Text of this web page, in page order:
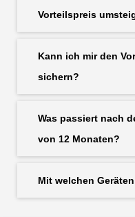
Vorteilspreis
Kann ich mir den
sichern?
Was passiert nach
von 12 Monaten?
Mit welchen